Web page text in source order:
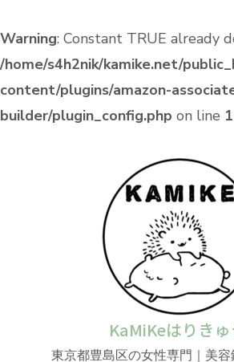
Warning: Constant TRUE already
/home/s4h2nik/kamike.net/
content/plugins/amazon-
builder/plugin_config.php on line
KaMiKeはりき
東京都豊島区の女性専門｜美